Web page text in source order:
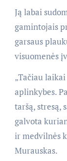
Ją labai
gamintojais
garsaus
visuomenės
„Tačiau
aplinkybes.
taršą, stresą,
galvota
ir medvilnės
Murauskas.